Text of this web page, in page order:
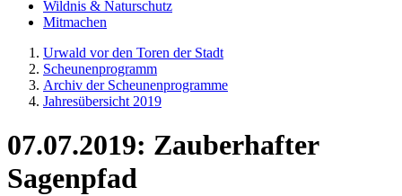
Wildnis & Naturschutz
Mitmachen
Urwald vor den Toren der Stadt
Scheunenprogramm
Archiv der Scheunenprogramme
Jahresübersicht 2019
07.07.2019: Zauberhafter
Sagenpfad